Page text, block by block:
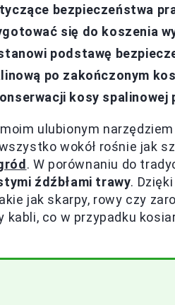
bezpieczeństwa
się do koszenia
podstawę
po zakończonym
kosy spalinowej
ulubionym
wokół rośnie jak
. W porównaniu do
źdźbłami trawy.
jak skarpy, rowy czy
kabli, co w przypadku